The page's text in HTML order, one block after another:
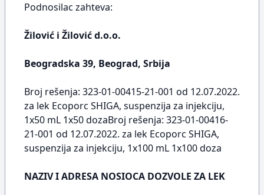
Podnosilac zahteva:
Žilović i Žilović d.o.o.
Beogradska 39, Beograd, Srbija
Broj rešenja: 323-01-00415-21-001 od 12.07.2022.
za lek Ecoporc SHIGA, suspenzija za injekciju,
1x50 mL 1x50 dozaBroj rešenja: 323-01-00416-
21-001 od 12.07.2022. za lek Ecoporc SHIGA,
suspenzija za injekciju, 1x100 mL 1x100 doza
NAZIV I ADRESA NOSIOCA DOZVOLE ZA LEK